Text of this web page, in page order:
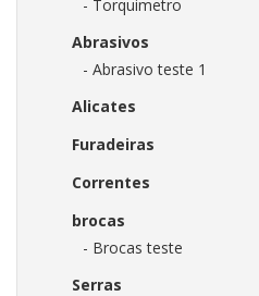
- Torquimetro
Abrasivos
- Abrasivo teste 1
Alicates
Furadeiras
Correntes
brocas
- Brocas teste
Serras